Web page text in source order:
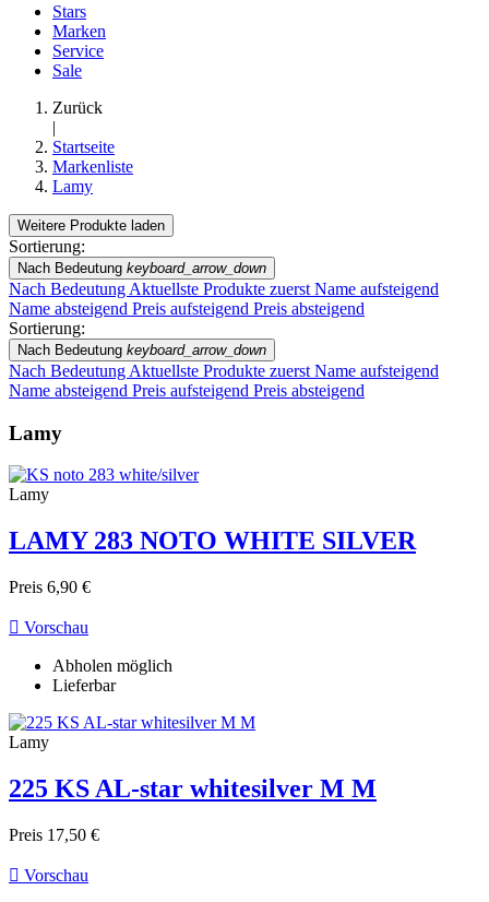
Stars
Marken
Service
Sale
Zurück
|
Startseite
Markenliste
Lamy
Filters:
Filter löschen
Preis
€
€
Marken
Lamy 172
Neuheiten
Reduzierte Artikel
Produkte anzeigen172
Weitere Produkte laden
Sortierung:
Nach Bedeutung keyboard_arrow_down
Nach Bedeutung Aktuellste Produkte zuerst Name aufsteigend
Name absteigend Preis aufsteigend Preis absteigend
Sortierung:
Nach Bedeutung keyboard_arrow_down
Nach Bedeutung Aktuellste Produkte zuerst Name aufsteigend
Name absteigend Preis aufsteigend Preis absteigend
Lamy
Lamy
LAMY 283 NOTO WHITE SILVER
Preis 6,90 €
 Vorschau
Abholen möglich
Lieferbar
Lamy
225 KS AL-star whitesilver M M
Preis 17,50 €
 Vorschau